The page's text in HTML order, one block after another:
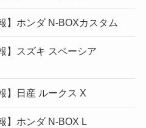
】ホンダ N-BOXカスタム
】スズキ スペーシア
】日産 ルークス X
】ホンダ N-BOX L